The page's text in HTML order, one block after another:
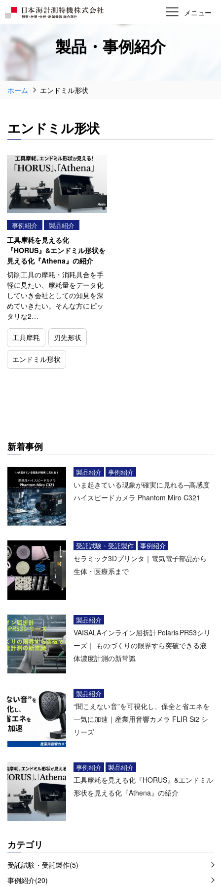
製品・事例紹介
ホーム エンドミル形状
エンドミル形状
事例紹介 製品紹介
工具摩耗を見える化
『HORUS』&エンドミル形状を
見える化『Athena』の紹介
切削工具の摩耗・消耗具合を手
軽に見たい、摩耗量をデータ化
していき会社としての知見を深
めていきたい。そんな方にピッ
タリな2…
工具摩耗 刃先形状
エンドミル形状
新着事例
製品紹介 事例紹介
いま起きている現象が確実に見れる─高感度
ハイスピードカメラ Phantom Miro C321
受託試験・受託製作 事例紹介
セラミック3Dプリンタ｜電気電子部品から
生体・医療系まで
製品紹介
VAISALAインライン屈折計 Polaris PR53シリ
ーズ｜ ものづくりの限界すら突破できる液
体濃度計測の新常識
製品紹介
“聞こえない音”を可視化し、保全と省エネを
一気に加速｜産業用音響カメラ FLIR Si2 シ
リーズ
事例紹介 製品紹介
工具摩耗を見える化『HORUS』&エンドミル
形状を見える化『Athena』の紹介
カテゴリ
受託試験・受託製作(5)
事例紹介(20)